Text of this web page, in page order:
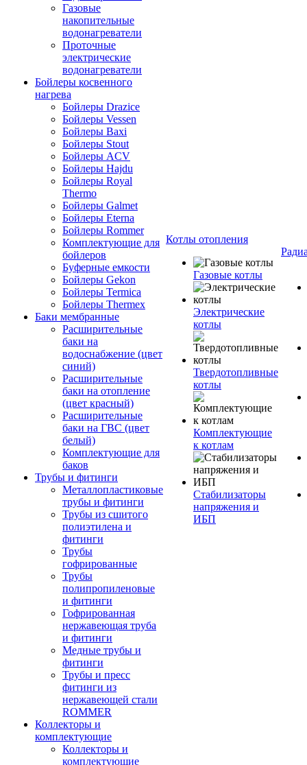
Газовые
накопительные
водонагреватели
Проточные
электрические
водонагреватели
Бойлеры косвенного
нагрева
Бойлеры Drazice
Бойлеры Vessen
Бойлеры Baxi
Бойлеры Stout
Бойлеры ACV
Бойлеры Hajdu
Бойлеры Royal
Thermo
Бойлеры Galmet
Бойлеры Eterna
Бойлеры Rommer
Комплектующие для
бойлеров
Буферные емкости
Бойлеры Gekon
Бойлеры Termica
Бойлеры Thermex
Баки мембранные
Расширительные
баки на
водоснабжение (цвет
синий)
Расширительные
баки на отопление
(цвет красный)
Расширительные
баки на ГВС (цвет
белый)
Комплектующие для
баков
Трубы и фитинги
Металлопластиковые
трубы и фитинги
Трубы из сшитого
полиэтилена и
фитинги
Трубы
гофрированные
Трубы
полипропиленовые
и фитинги
Гофрированная
нержавеющая труба
и фитинги
Медные трубы и
фитинги
Трубы и пресс
фитинги из
нержавеющей стали
ROMMER
Коллекторы и
комплектующие
Коллекторы и
комплектующие
Котлы отопления
Газовые котлы
Электрические
котлы
Твердотопливные
котлы
Комплектующие
к котлам
Стабилизаторы
напряжения и
ИБП